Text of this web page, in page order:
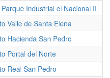
Industrial el Nacional II
Valle de Santa Elena
Hacienda San Pedro
Portal del Norte
Real San Pedro